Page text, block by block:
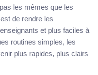
les mêmes que les
de rendre les
et plus faciles à
routines simples, les
plus rapides, plus clairs